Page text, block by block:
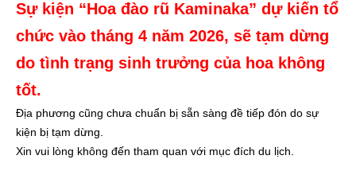
Sự kiện “Hoa đào rũ Kaminaka” dự kiến tổ
chức vào tháng 4 năm 2026, sẽ tạm dừng
do tình trạng sinh trưởng của hoa không
tốt.
Địa phương cũng chưa chuẩn bị sẵn sàng đề tiếp đón do sự
kiện bị tạm dừng.
Xin vui lòng không đến tham quan với mục đích du lịch.